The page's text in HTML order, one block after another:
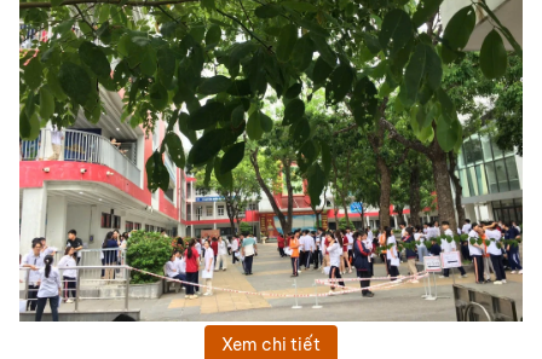
Xem chi tiết